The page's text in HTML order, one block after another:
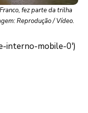
fez parte da trilha
Reprodução / Vídeo.